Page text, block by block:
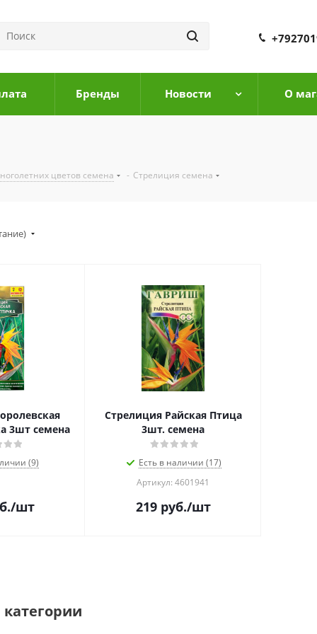
Бренды Новости О
цветов семена - Стрелиция семена
3шт семена
(9)
/шт
Стрелиция Райская Птица
3шт. семена
Есть в наличии (17)
Артикул: 4601941
219руб./шт